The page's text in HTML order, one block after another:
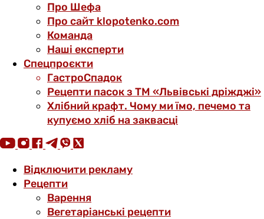
Про Шефа
Про сайт klopotenko.com
Команда
Наші експерти
Спецпроєкти
ГастроСпадок
Рецепти пасок з ТМ «Львівські дріжджі»
Хлібний крафт. Чому ми їмо, печемо та
купуємо хліб на заквасці
Відключити рекламу
Рецепти
Варення
Вегетаріанські рецепти